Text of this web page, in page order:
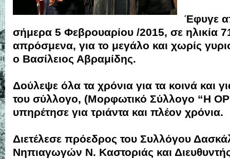
Έφυγε
σήμερα 5 Φεβρουαρίου /2015, σε ηλικία
απρόσμενα, για το μεγάλο και χωρίς
ο Βασίλειος Αβραμίδης.
Δούλεψε όλα τα χρόνια για τα κοινά και
του σύλλογο, (Μορφωτικό Σύλλογο “Η
υπηρέτησε για τριάντα και πλέον χρόνια.
Διετέλεσε πρόεδρος του Συλλόγου
Νηπιαγωγών Ν. Καστοριάς και